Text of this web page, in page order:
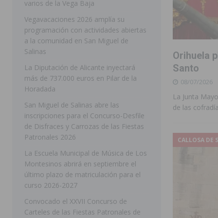
[ 05/08/2026 ]
Orihuela ultima diferentes soluciones
CEIP Virgen de la Puerta
ORIHUELA
[ 05/08/2026 ] Sanidad Orihuela llama a observar el
los desplazamientos
ORIHUELA
Orihuela acogerá una sesión
ORIHUELA
[ 06/08/2026 ]
Redován presenta la programación de
[ 06/08/2026 ] El PSOE denuncia una nueva prórroga
[ 06/08/2026 ]
La Diputación destina dos millones
ellos varios de la Vega Baja
[ 06/08/2026 ] Vegavacaciones 2026 amplía su
Orihuela
Santo
08/07/2026
La Junta
de las
CALLOSA DE
varios de la Vega Baja
Vegavacaciones 2026 amplía su
programación con actividades abiertas
a la comunidad en San Miguel de
Salinas
La Diputación de Alicante inyectará
más de 737.000 euros en Pilar de la
Horadada
San Miguel de Salinas abre las
inscripciones para el Concurso-Desfile
de Disfraces y Carrozas de las Fiestas
Patronales 2026
La Escuela Municipal de Música de Los
Montesinos abrirá en septiembre el
último plazo de matriculación para el
curso 2026-2027
Convocado el XXVII Concurso de
Carteles de las Fiestas Patronales de